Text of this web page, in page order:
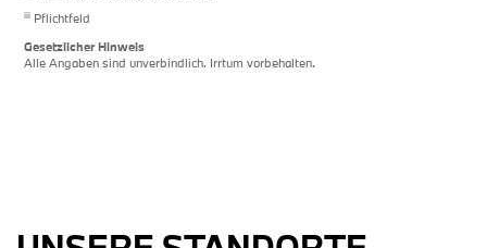
iii Pflichtfeld
Gesetzlicher Hinweis
Alle Angaben sind unverbindlich. Irrtum vorbehalten.